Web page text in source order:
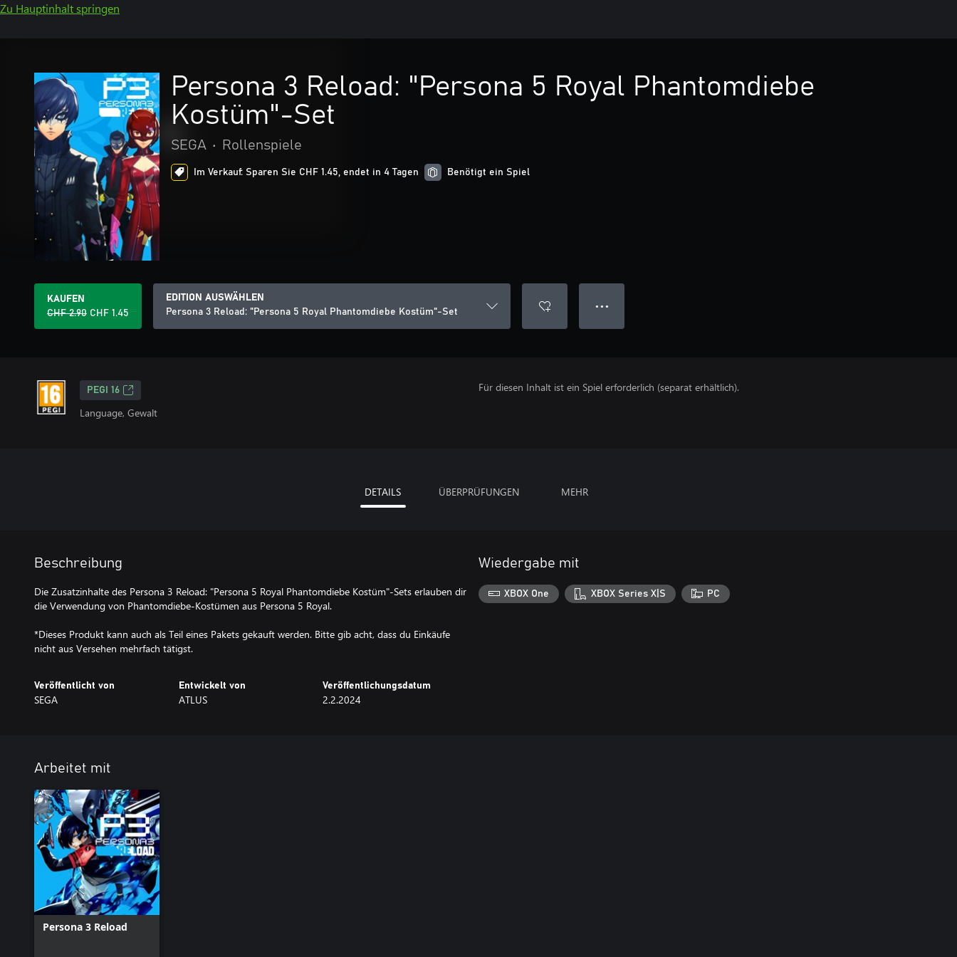
Zu Hauptinhalt springen
Persona 3 Reload: "Persona 5 Royal Phantomdiebe
Kostüm"-Set
SEGA • Rollenspiele
Im Verkauf: Sparen Sie CHF 1.45, endet in 4 Tagen Benötigt ein Spiel
KAUFEN
CHF 2.90 CHF 1.45
EDITION AUSWÄHLEN
Persona 3 Reload: "Persona 5 Royal Phantomdiebe Kostüm"-Set
● ● ●
PEGI 16
Language, Gewalt
Für diesen Inhalt ist ein Spiel erforderlich (separat erhältlich).
DETAILS ÜBERPRÜFUNGEN MEHR
Beschreibung
Die Zusatzinhalte des Persona 3 Reload: "Persona 5 Royal Phantomdiebe Kostüm"-Sets erlauben dir
die Verwendung von Phantomdiebe-Kostümen aus Persona 5 Royal.
*Dieses Produkt kann auch als Teil eines Pakets gekauft werden. Bitte gib acht, dass du Einkäufe
nicht aus Versehen mehrfach tätigst.
Veröffentlicht von
SEGA
Entwickelt von
ATLUS
Veröffentlichungsdatum
2.2.2024
Wiedergabe mit
XBOX One XBOX Series X|S PC
Arbeitet mit
Persona 3 Reload